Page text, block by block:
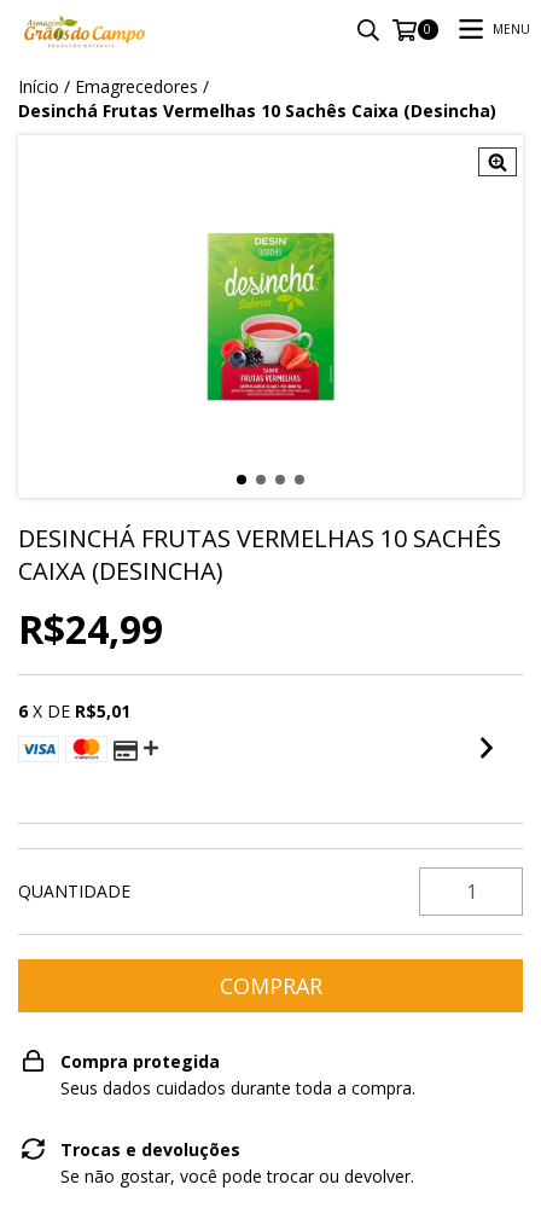
0 MENU
Início / Emagrecedores /
Desinchá Frutas Vermelhas 10 Sachês Caixa (Desincha)
DESINCHÁ FRUTAS VERMELHAS 10 SACHÊS
CAIXA (DESINCHA)
R$24,99
6 X DE R$5,01
QUANTIDADE
Compra protegida
Seus dados cuidados durante toda a compra.
Trocas e devoluções
Se não gostar, você pode trocar ou devolver.